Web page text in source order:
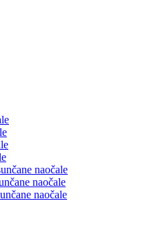
naočale
naočale
naočale